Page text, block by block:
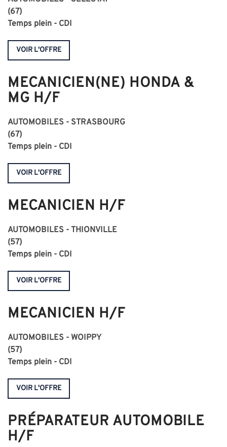
(67)
Temps plein - CDI
VOIR L'OFFRE
MECANICIEN(NE) HONDA &
MG H/F
AUTOMOBILES - STRASBOURG
(67)
Temps plein - CDI
VOIR L'OFFRE
MECANICIEN H/F
AUTOMOBILES - THIONVILLE
(57)
Temps plein - CDI
VOIR L'OFFRE
MECANICIEN H/F
AUTOMOBILES - WOIPPY
(57)
Temps plein - CDI
VOIR L'OFFRE
PRÉPARATEUR AUTOMOBILE
H/F